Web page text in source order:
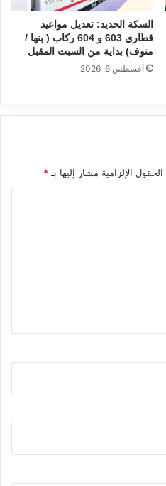
السكة الحديد: تعديل مواعيد
قطاري 603 و 604 ركاب ( بنها /
منوف) بداية من السبت المقبل
أغسطس 6, 2026
الحقول الإلزامية مشار إليها بـ*